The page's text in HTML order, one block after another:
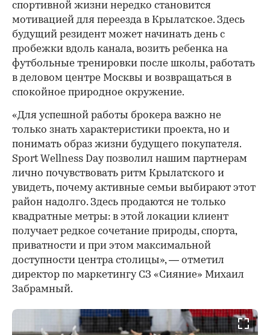
спортивной жизни нередко становится
мотивацией для переезда в Крылатское. Здесь
будущий резидент может начинать день с
пробежки вдоль канала, возить ребенка на
футбольные тренировки после школы, работать
в деловом центре Москвы и возвращаться в
спокойное природное окружение.
«Для успешной работы брокера важно не
только знать характеристики проекта, но и
понимать образ жизни будущего покупателя.
Sport Wellness Day позволил нашим партнерам
лично почувствовать ритм Крылатского и
увидеть, почему активные семьи выбирают этот
район надолго. Здесь продаются не только
квадратные метры: в этой локации клиент
получает редкое сочетание природы, спорта,
приватности и при этом максимальной
доступности центра столицы», — отметил
директор по маркетингу СЗ «Сияние» Михаил
Забрамный.